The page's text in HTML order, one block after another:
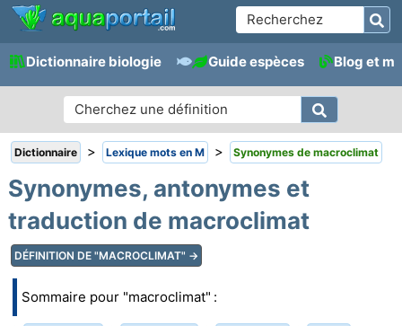
Dictionnaire biologie Guide espèces Blog et
Dictionnaire > Lexique mots en M > Synonymes de macroclimat
Synonymes, antonymes et
traduction de macroclimat
DÉFINITION DE "MACROCLIMAT" →
Sommaire pour "macroclimat" :